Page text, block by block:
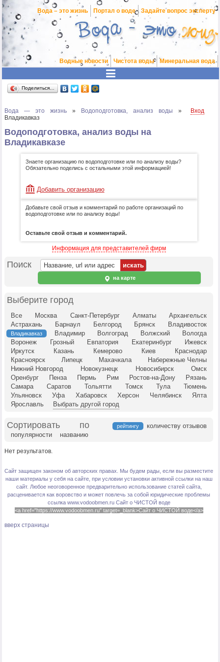
Вода – это жизнь Портал о воде Задайте вопрос эксперту
Водные новости Чистота воды Минеральная вода
Поделиться…
Вода — это жизнь » Водоподготовка, анализ воды »
Владикавказ
Вход
Водоподготовка, анализ воды на
Владикавказе
Знаете организацию по водоподготовке или по анализу воды?
Обязательно поделись с остальными этой информацией!
Добавить организацию
Добавьте свой отзыв и комментарий по работе организаций по
водоподготовке или по анализу воды!
Оставьте свой отзыв и комментарий.
Информация для представителей фирм
Поиск
на карте
Выберите город
Все Москва Санкт-Петербург Алматы
Архангельск
Астрахань
Барнаул Белгород Брянск Владивосток
Владикавказ Владимир Волгоград Волжский
Вологда
Воронеж
Грозный Евпатория Екатеринбург
Ижевск
Иркутск
Казань Кемерово Киев
Краснодар
Красноярск
Липецк Махачкала
Набережные Челны
Нижний Новгород
Новокузнецк Новосибирск
Омск
Оренбург
Пенза Пермь Рим Ростов-на-Дону
Рязань
Самара
Саратов Тольятти Томск Тула
Тюмень
Ульяновск
Уфа Хабаровск Херсон Челябинск
Ялта
Ярославль
Выбрать другой город
Сортировать по рейтингу
количеству отзывов
популярности
названию
Нет результатов.
Сайт защищен законом об авторских правах. Мы будем рады, если вы разместите
наши материалы у себя на сайте, при условии установки активной ссылки на наш
сайт. Любое неоговоренное предварительно использование статей сайта,
расценивается как воровство и может повлечь за собой юридические проблемы
ссылка www.vodoobmen.ru Сайт о ЧИСТОЙ воде
<a href="https://www.vodoobmen.ru" target=_blank>Сайт о ЧИСТОЙ воде</a>
вверх страницы